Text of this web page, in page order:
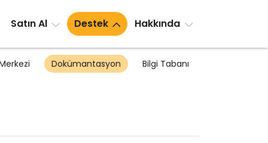
Satın Al Destek Hakkında
Dokümantasyon Bilgi Tabanı